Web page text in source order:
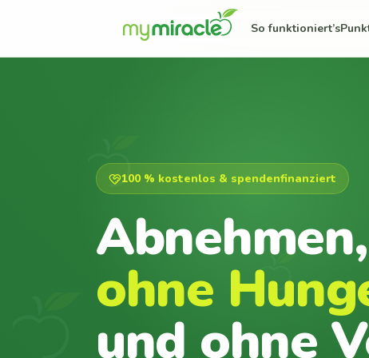
So funktioniert’s
100 % kostenlos & spendenfinanziert
Abnehmen,
ohne
und ohne